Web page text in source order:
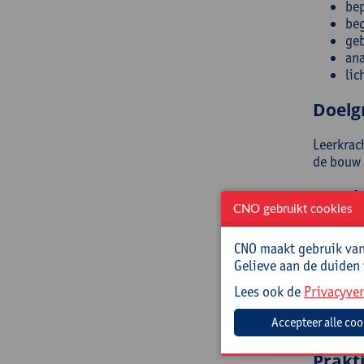
de
Thomas
Kristel
CNO gebruikt cookies
CNO maakt gebruik
Gelieve aan de
Lees ook de